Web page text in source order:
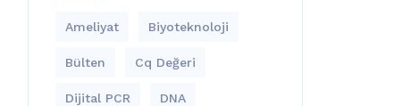
Ameliyat Biyoteknoloji
Bülten Cq Değeri
Dijital PCR DNA